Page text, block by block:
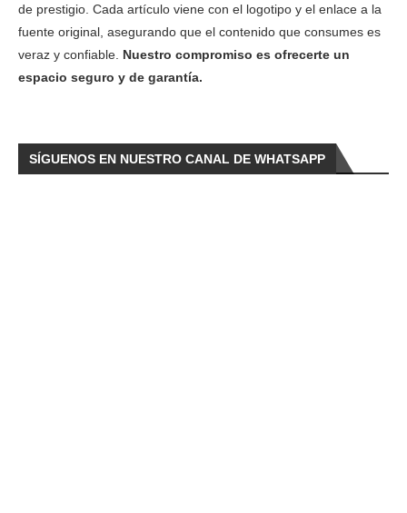
de prestigio. Cada artículo viene con el logotipo y el enlace a la
fuente original, asegurando que el contenido que consumes es
veraz y confiable. Nuestro compromiso es ofrecerte un
espacio seguro y de garantía.
SÍGUENOS EN NUESTRO CANAL DE WHATSAPP